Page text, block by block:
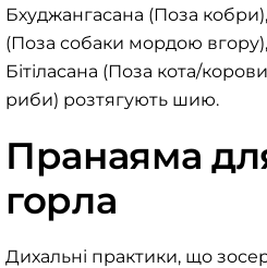
Бхуджангасана (Поза
(Поза собаки мордою
Бітіласана (Поза кота/
риби) розтягують шию.
Пранаяма
горла
Дихальні практики, що